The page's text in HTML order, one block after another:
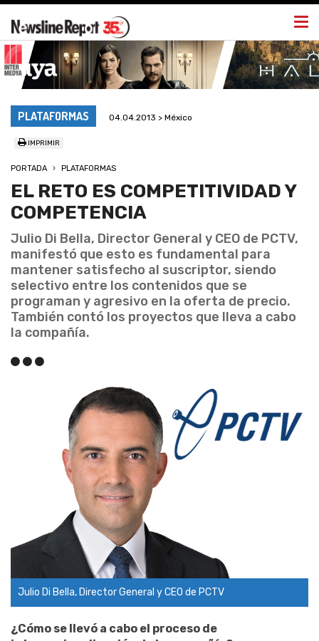
PLATAFORMAS 04.04.2013 > México
IMPRIMIR
PORTADA PLATAFORMAS
EL RETO ES COMPETITIVIDAD Y
COMPETENCIA
Julio Di Bella, Director General y CEO de PCTV,
manifestó que esto es fundamental para
mantener satisfecho al suscriptor, siendo
selectivo entre los contenidos que se
programan y agresivo en la oferta de precio.
También contó los proyectos que lleva a cabo
la compañía.
Julio Di Bella, Director General y CEO de PCTV
¿Cómo se llevó a cabo el proceso de